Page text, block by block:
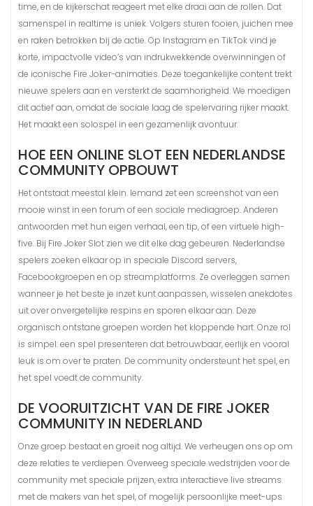
time, en de kijkerschat reageert met elke draai aan de rollen. Dat
samenspel in realtime is uniek. Volgers sturen fooien, juichen mee
en raken betrokken bij de actie. Op Instagram en TikTok vind je
korte, impactvolle video’s van indrukwekkende overwinningen of
de iconische Fire Joker-animaties. Deze toegankelijke content trekt
nieuwe spelers aan en versterkt de saamhorigheid. We moedigen
dit actief aan, omdat de sociale laag de spelervaring rijker maakt.
Het maakt een solospel in een gezamenlijk avontuur.
HOE EEN ONLINE SLOT EEN NEDERLANDSE
COMMUNITY OPBOUWT
Het ontstaat meestal klein. Iemand zet een screenshot van een
mooie winst in een forum of een sociale mediagroep. Anderen
antwoorden met hun eigen verhaal, een tip, of een virtuele high-
five. Bij Fire Joker Slot zien we dit elke dag gebeuren. Nederlandse
spelers zoeken elkaar op in speciale Discord servers,
Facebookgroepen en op streamplatforms. Ze overleggen samen
wanneer je het beste je inzet kunt aanpassen, wisselen anekdotes
uit over onvergetelijke respins en sporen elkaar aan. Deze
organisch ontstane groepen worden het kloppende hart. Onze rol
is simpel: een spel presenteren dat betrouwbaar, eerlijk en vooral
leuk is om over te praten. De community ondersteunt het spel, en
het spel voedt de community.
DE VOORUITZICHT VAN DE FIRE JOKER
COMMUNITY IN NEDERLAND
Onze groep bestaat en groeit nog altijd. We verheugen ons op om
deze relaties te verdiepen. Overweeg speciale wedstrijden voor de
community met speciale prijzen, extra interactieve live streams
met de makers van het spel, of mogelijk persoonlijke meet-ups